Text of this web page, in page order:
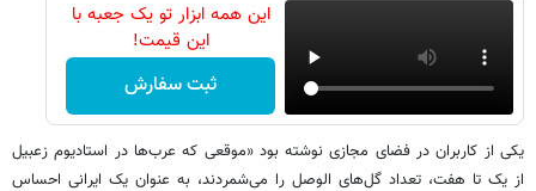
این همه ابزار تو یک جعبه با
این قیمت!
ثبت سفارش
یکی از کاربران در فضای مجازی نوشته بود «موقعی که عرب‌ها در استادیوم زعبیل
از یک تا هفت، تعداد گل‌های الوصل را می‌شمردند، به عنوان یک ایرانی احساس